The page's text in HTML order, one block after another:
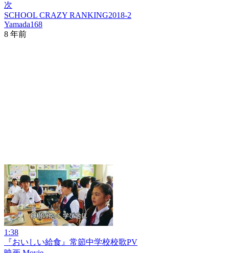
次
SCHOOL CRAZY RANKING2018-2
Yamada168
8 年前
1:38
『おいしい給食』常節中学校校歌PV